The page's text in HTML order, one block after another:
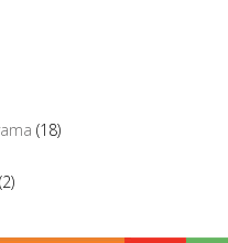
(18)
(2)